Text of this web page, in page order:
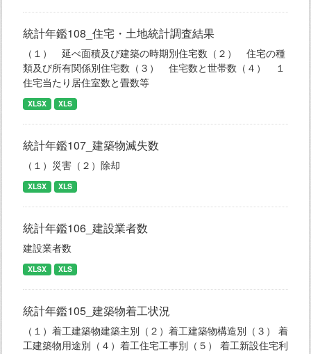
統計年鑑108_住宅・土地統計調査結果
（１） 延べ面積及び建築の時期別住宅数（２） 住宅の種
類及び所有関係別住宅数（３） 住宅数と世帯数（４） １
住宅当たり居住室数と畳数等
XLSX XLS
統計年鑑107_建築物滅失数
（１）災害（２）除却
XLSX XLS
統計年鑑106_建設業者数
建設業者数
XLSX XLS
統計年鑑105_建築物着工状況
（１）着工建築物建築主別（２）着工建築物構造別（３） 着
工建築物用途別（４）着工住宅工事別（５） 着工新設住宅利